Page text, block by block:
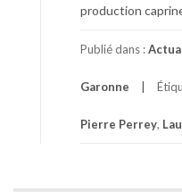
production
Publié dans :
Garonne
Pierre Perrey,